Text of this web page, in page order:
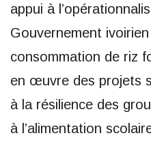
appui à
Gouvernement
consommation de riz
en œuvre des projets
à la résilience des
à l’alimentation